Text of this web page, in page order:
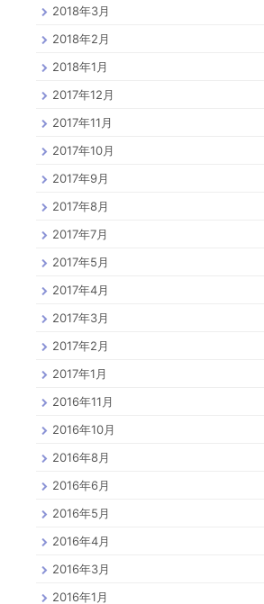
2018年3月
2018年2月
2018年1月
2017年12月
2017年11月
2017年10月
2017年9月
2017年8月
2017年7月
2017年5月
2017年4月
2017年3月
2017年2月
2017年1月
2016年11月
2016年10月
2016年8月
2016年6月
2016年5月
2016年4月
2016年3月
2016年1月